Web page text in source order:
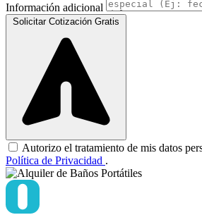
Información adicional
Solicitar Cotización Gratis
Autorizo el tratamiento de mis datos
Política de Privacidad .